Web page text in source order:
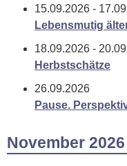
15.09.2026 -
Lebensmutig
18.09.2026 -
Herbstschätze
26.09.2026
Pause.
November 2026